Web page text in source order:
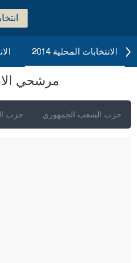
الانتخابات المحلية 2014
مرشحي
حزب حزب الشعب الجمهوري